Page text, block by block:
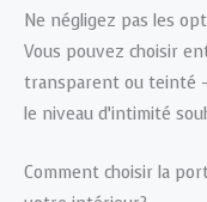
Ne négligez pas les
Vous pouvez choisir
transparent ou teinté
le niveau d’intimité
Comment choisir la